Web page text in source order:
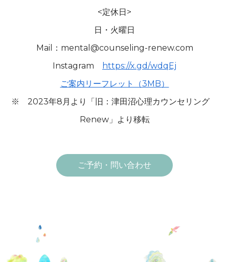
<定休日>
日・火曜日
Mail：mental@counseling-renew.com
Instagram
https://x.gd/wdqEj
ご案内リーフレット（3MB）
※ 2023年8月より「旧：津田沼心理カウンセリング
Renew」より移転
ご予約・問い合わせ